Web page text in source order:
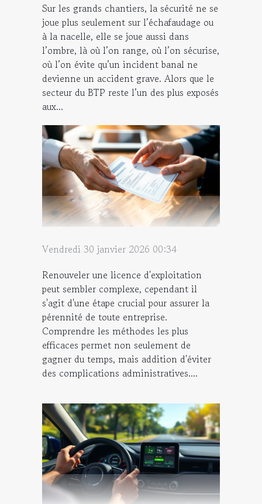
Sur les grands chantiers, la sécurité ne se
joue plus seulement sur l’échafaudage ou
à la nacelle, elle se joue aussi dans
l’ombre, là où l’on range, où l’on sécurise,
où l’on évite qu’un incident banal ne
devienne un accident grave. Alors que le
secteur du BTP reste l’un des plus exposés
aux...
Vendredi 30 janvier 2026 00:34
Renouveler une licence d'exploitation
peut sembler complexe, cependant il
s'agit d'une étape crucial pour assurer la
pérennité de toute entreprise.
Comprendre les méthodes les plus
efficaces permet non seulement de
gagner du temps, mais addition d'éviter
des complications administratives....